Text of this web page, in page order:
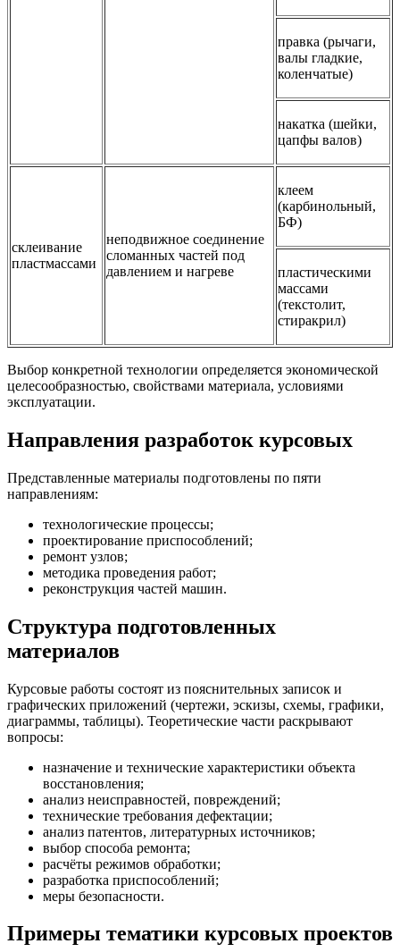
правка (рычаги,
валы гладкие,
коленчатые)
накатка (шейки,
цапфы валов)
склеивание
пластмассами
неподвижное соединение
сломанных частей под
давлением и нагреве
клеем
(карбинольный,
БФ)
пластическими
массами
(текстолит,
стиракрил)
Выбор конкретной технологии определяется экономической
целесообразностью, свойствами материала, условиями
эксплуатации.
Направления разработок курсовых
Представленные материалы подготовлены по пяти
направлениям:
технологические процессы;
проектирование приспособлений;
ремонт узлов;
методика проведения работ;
реконструкция частей машин.
Структура подготовленных
материалов
Курсовые работы состоят из пояснительных записок и
графических приложений (чертежи, эскизы, схемы, графики,
диаграммы, таблицы). Теоретические части раскрывают
вопросы:
назначение и технические характеристики объекта
восстановления;
анализ неисправностей, повреждений;
технические требования дефектации;
анализ патентов, литературных источников;
выбор способа ремонта;
расчёты режимов обработки;
разработка приспособлений;
меры безопасности.
Примеры тематики курсовых проектов